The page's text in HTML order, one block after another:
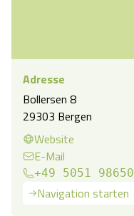
Adresse
Bollersen 8
29303 Bergen
Website
E-Mail
+49 5051 98650
Navigation starten